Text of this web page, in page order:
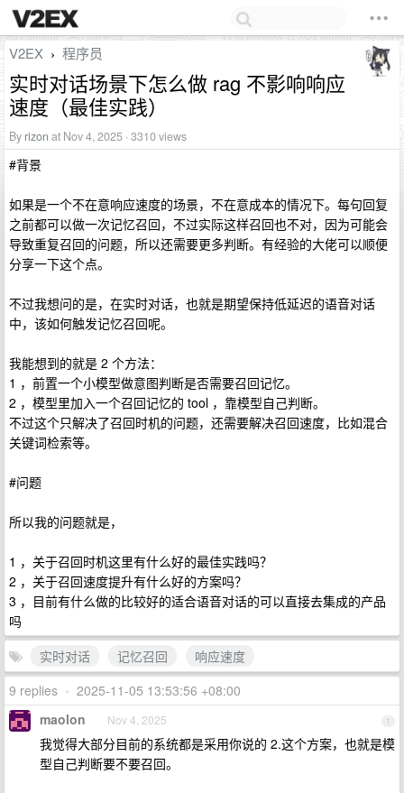
V2EX › 程序员
实时对话场景下怎么做 rag 不影响响应
速度（最佳实践）
By rizon at Nov 4, 2025 · 3310 views
#背景
如果是一个不在意响应速度的场景，不在意成本的情况下。每句回复
之前都可以做一次记忆召回，不过实际这样召回也不对，因为可能会
导致重复召回的问题，所以还需要更多判断。有经验的大佬可以顺便
分享一下这个点。
不过我想问的是，在实时对话，也就是期望保持低延迟的语音对话
中，该如何触发记忆召回呢。
我能想到的就是 2 个方法：
1 ，前置一个小模型做意图判断是否需要召回记忆。
2 ，模型里加入一个召回记忆的 tool ，靠模型自己判断。
不过这个只解决了召回时机的问题，还需要解决召回速度，比如混合
关键词检索等。
#问题
所以我的问题就是，
1 ，关于召回时机这里有什么好的最佳实践吗？
2 ，关于召回速度提升有什么好的方案吗？
3 ，目前有什么做的比较好的适合语音对话的可以直接去集成的产品
吗
实时对话
记忆召回
响应速度
9 replies • 2025-11-05 13:53:56 +08:00
1
maolon Nov 4, 2025
我觉得大部分目前的系统都是采用你说的 2.这个方案，也就是模
型自己判断要不要召回。